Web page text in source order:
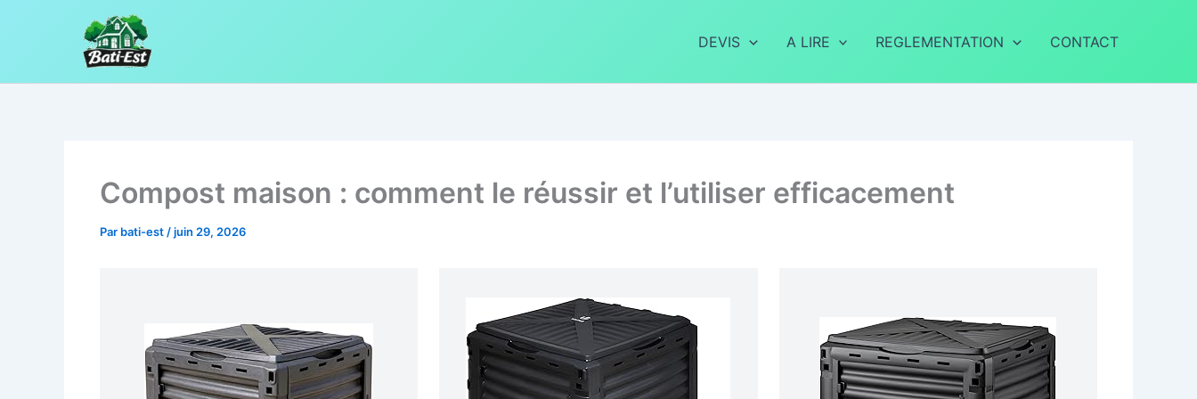
DEVIS A LIRE REGLEMENTATION CONTACT
Compost maison : comment le réussir et l’utiliser efficacement
Par bati-est /juin 29, 2026